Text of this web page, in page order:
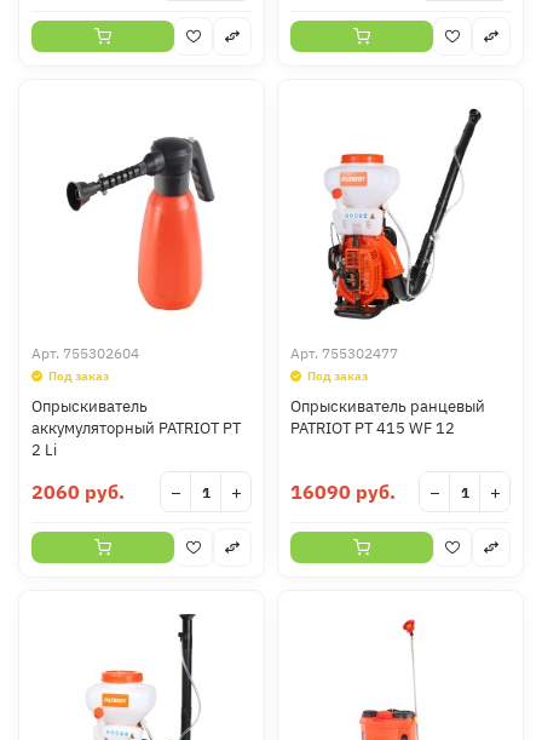
Арт. 755302604
Под заказ
Опрыскиватель
аккумуляторный PATRIOT PT
2 Li
2060 руб. − +
Арт. 755302477
Под заказ
Опрыскиватель ранцевый
PATRIOT PT 415 WF 12
16090 руб. − +